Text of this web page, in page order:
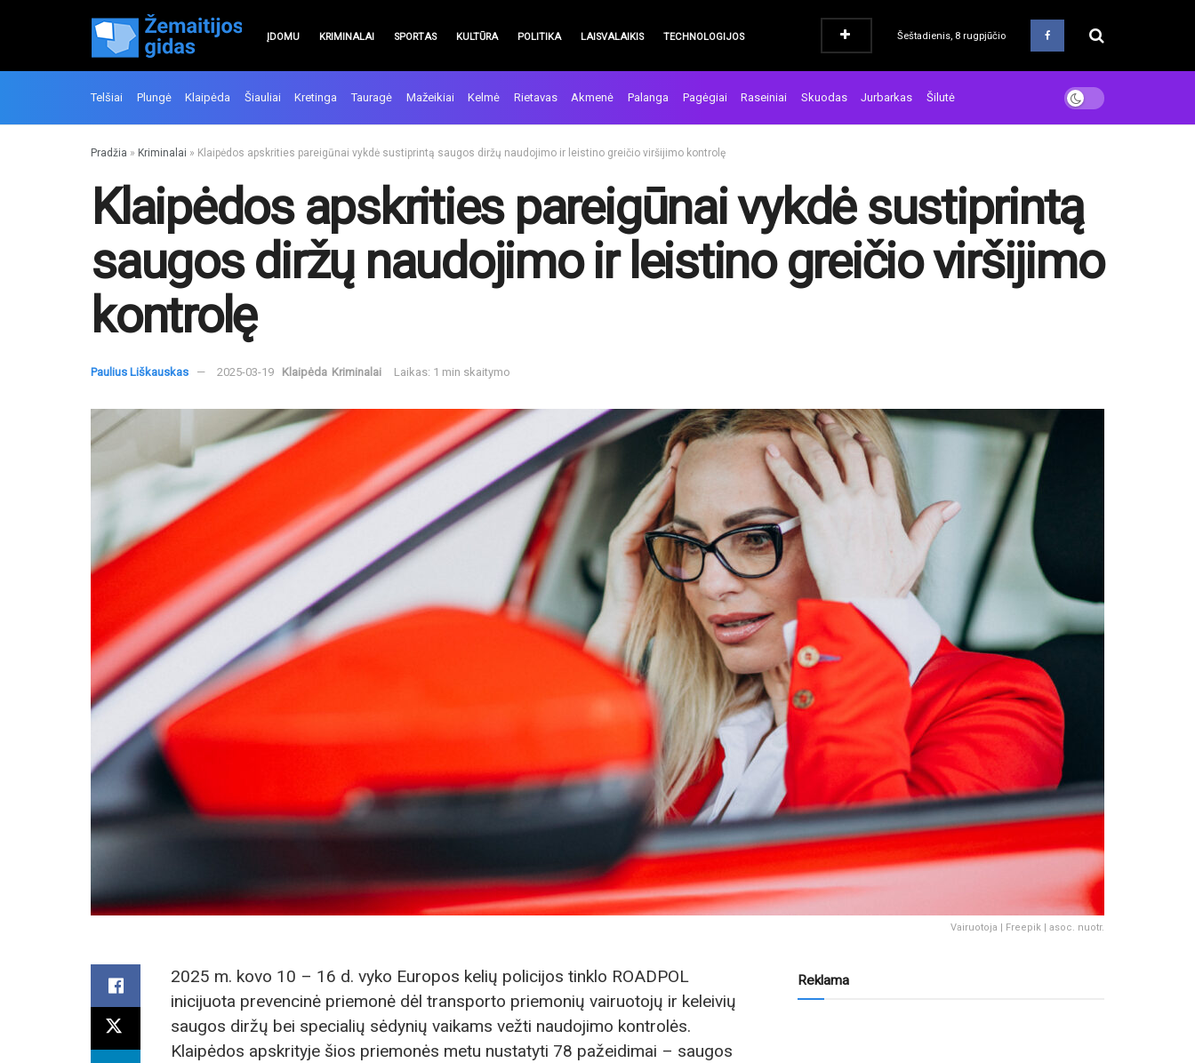
ĮDOMU KRIMINALAI SPORTAS KULTŪRA POLITIKA LAISVALAIKIS TECHNOLOGIJOS Šeštadienis, 8 rugpjūčio
Telšiai Plungė Klaipėda Šiauliai Kretinga Tauragė Mažeikiai Kelmė Rietavas Akmenė Palanga Pagėgiai Raseiniai Skuodas Jurbarkas Šilutė
Pradžia » Kriminalai » Klaipėdos apskrities pareigūnai vykdė sustiprintą saugos diržų naudojimo ir leistino greičio viršijimo kontrolę
Klaipėdos apskrities pareigūnai vykdė sustiprintą
saugos diržų naudojimo ir leistino greičio viršijimo
kontrolę
Paulius Liškauskas 2025-03-19 Klaipėda Kriminalai Laikas: 1 min skaitymo
Vairuotoja | Freepik | asoc. nuotr.
2025 m. kovo 10 – 16 d. vyko Europos kelių policijos tinklo ROADPOL
inicijuota prevencinė priemonė dėl transporto priemonių vairuotojų ir keleivių
saugos diržų bei specialių sėdynių vaikams vežti naudojimo kontrolės.
Klaipėdos apskrityje šios priemonės metu nustatyti 78 pažeidimai – saugos
Reklama